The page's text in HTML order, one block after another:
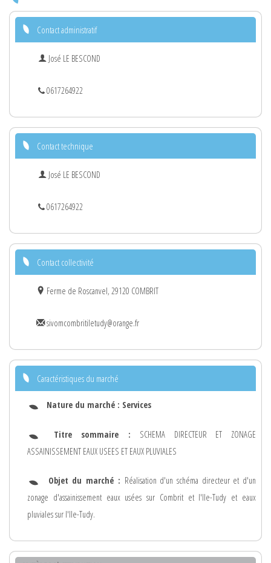
Contact administratif
José LE BESCOND
0617264922
Contact technique
José LE BESCOND
0617264922
Contact collectivité
Ferme de Roscanvel, 29120 COMBRIT
sivomcombritiletudy@orange.fr
Caractéristiques du marché
Nature du marché : Services
Titre sommaire : SCHEMA DIRECTEUR ET ZONAGE
ASSAINISSEMENT EAUX USEES ET EAUX PLUVIALES
Objet du marché : Réalisation d'un schéma directeur et d'un
zonage d'assainissement eaux usées sur Combrit et l'Ile-Tudy et eaux
pluviales sur l'Ile-Tudy.